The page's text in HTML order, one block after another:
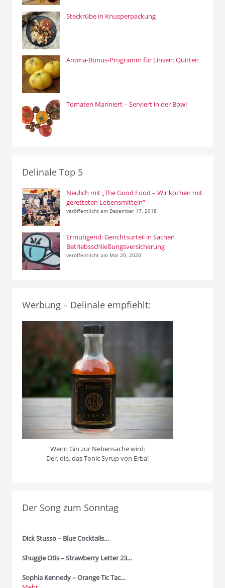
Steckrübe in Knusperpackung
Aroma-Bonus-Programm für Linsen: Quitten
Tomaten Mariniert – Serviert in der Bowl
Delinale Top 5
Neulich mit „The Good Food – Wir kochen mit
geretteten Lebensmitteln“
veröffentlicht am Dezember 17, 2018
Ermutigend: Gerichtsurteil in Sachen
Betriebsschließungsversicherung
veröffentlicht am Mai 20, 2020
Werbung – Delinale empfiehlt:
Wenn Gin zur Nebensache wird:
Der, die, das Tonic Syrup von Erba!
Der Song zum Sonntag
Dick Stusso – Blue Cocktails…
Shuggie Otis – Strawberry Letter 23…
Sophia Kennedy – Orange Tic Tac…